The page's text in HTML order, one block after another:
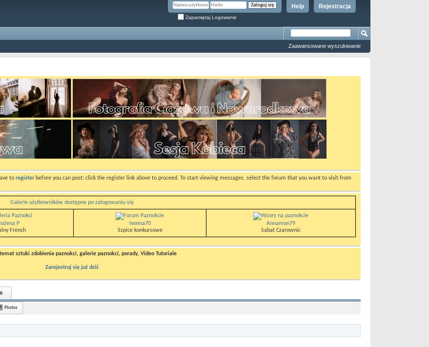
Rejestracja
Help
Zapamiętaj Logowanie
Zaawansowane wyszukiwanie
to register before you can post: click the register link above to proceed. To start viewing messages, select the forum that you want to visit from
Galerie użytkowników dostępne po zalogowaniu się
P
French
Ivonna70
Szpice konkursowe
Annamon79
Sabat Czarownic
sztuki zdobienia paznokci, galerie paznokci, porady, Video Tutoriale
Zarejestruj się już dziś
Photos